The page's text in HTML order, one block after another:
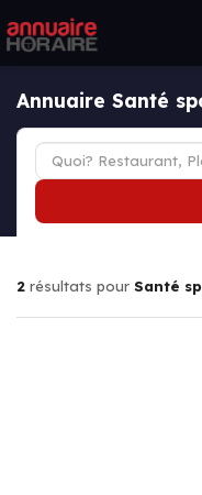
Annuaire Santé
2 résultats pour Santé